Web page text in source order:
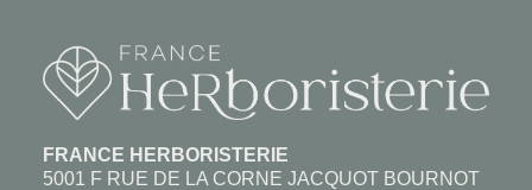
FRANCE HERBORISTERIE
5001 F RUE DE LA CORNE JACQUOT BOURNOT